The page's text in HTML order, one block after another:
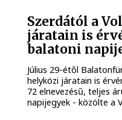
Szerdától a
járatain is
balatoni
Július 29-étől
helyközi járatain is
72 elnevezésű, teljes
napijegyek - közölte a